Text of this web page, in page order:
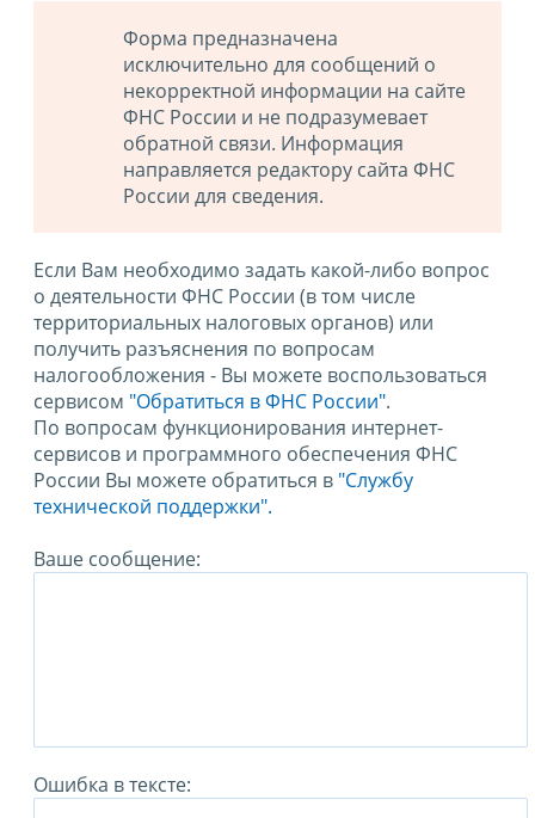
Форма предназначена
исключительно для сообщений о
некорректной информации на сайте
ФНС России и не подразумевает
обратной связи. Информация
направляется редактору сайта ФНС
России для сведения.
Если Вам необходимо задать какой-либо вопрос
о деятельности ФНС России (в том числе
территориальных налоговых органов) или
получить разъяснения по вопросам
налогообложения - Вы можете воспользоваться
сервисом "Обратиться в ФНС России".
По вопросам функционирования интернет-
сервисов и программного обеспечения ФНС
России Вы можете обратиться в "Службу
технической поддержки".
Ваше сообщение:
Ошибка в тексте: